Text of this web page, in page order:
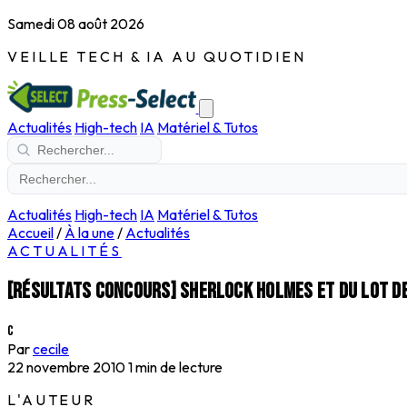
Samedi 08 août 2026
VEILLE TECH & IA AU QUOTIDIEN
Actualités High-tech IA Matériel & Tutos
Actualités High-tech IA Matériel & Tutos
Accueil/ À la une/ Actualités
ACTUALITÉS
[Résultats concours] Sherlock Holmes et du lot
C
Parcecile
22 novembre 20101 min de lecture
L'AUTEUR